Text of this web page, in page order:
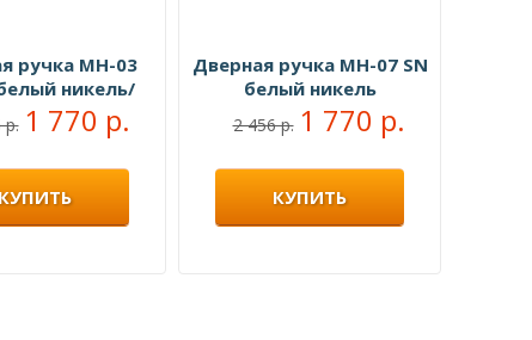
ручка MH-03
никель/
хром
р. 1 770 р.
КУПИТЬ
Дверная ручка MH-07 SN
белый никель
2 456 р. 1 770 р.
КУПИТЬ